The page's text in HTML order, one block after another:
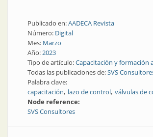
Publicado en:AADECA Revista
Número: Digital
Mes: Marzo
Año:2023
Tipo de artículo:Capacitación y formación
Todas las publicaciones de:SVS
Palabra clave:
capacitación lazo de control válvulas de
Node reference:
SVS Consultores